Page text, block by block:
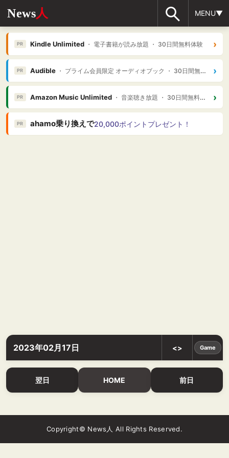
News人 MENU▼
PR Kindle Unlimited・ 電子書籍が読み放題 ・ 30日間無料体験 ›
PR Audible・ プライム会員限定 オーディオブック ・ 30日間無料体験 ›
PR Amazon Music Unlimited・ 音楽聴き放題 ・ 30日間無料体験 ›
PR ahamo乗り換えで20,000ポイントプレゼント！
2023年02月17日 <> Game
翌日 HOME 前日
Copyright© News人 All Rights Reserved.